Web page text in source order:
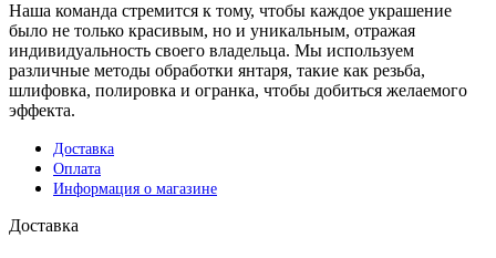
Наша команда стремится к тому, чтобы каждое украшение
было не только красивым, но и уникальным, отражая
индивидуальность своего владельца. Мы используем
различные методы обработки янтаря, такие как резьба,
шлифовка, полировка и огранка, чтобы добиться желаемого
эффекта.
Доставка
Оплата
Информация о магазине
Доставка